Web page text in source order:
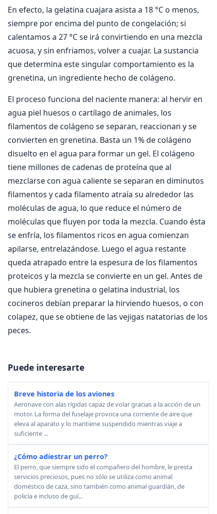
En efecto, la gelatina cuajara asista a 18 °C o menos,
siempre por encima del punto de congelación; si
calentamos a 27 °C se irá convirtiendo en una mezcla
acuosa, y sin enfriamos, volver a cuajar. La sustancia
que determina este singular comportamiento es la
grenetina, un ingrediente hecho de colágeno.
El proceso funciona del naciente manera: al hervir en
agua piel huesos o cartílago de animales, los
filamentos de colágeno se separan, reaccionan y se
convierten en grenetina. Basta un 1% de colágeno
disuelto en el agua para formar un gel. El colágeno
tiene millones de cadenas de proteína que al
mezclarse con agua caliente se separan en diminutos
filamentos y cada filamento atraía su alrededor las
moléculas de agua, lo que reduce el número de
moléculas que fluyen por toda la mezcla. Cuando ésta
se enfría, los filamentos ricos en agua comienzan
apilarse, entrelazándose. Luego el agua restante
queda atrapado entre la espesura de los filamentos
proteicos y la mezcla se convierte en un gel. Antes de
que hubiera grenetina o gelatina industrial, los
cocineros debían preparar la hirviendo huesos, o con
colapez, que se obtiene de las vejigas natatorias de los
peces.
Puede interesarte
Breve historia de los aviones
Aeronave con alas rígidas capaz de volar gracias a la acción de un
motor. La forma del fuselaje provoca una corriente de aire que
eleva al aparato y lo mantiene suspendido mientras viaje a
suficiente ...
¿Cómo adiestrar un perro?
El perro, que siempre sido el compañero del hombre, le presta
servicios preciosos, pues no sólo se utiliza como animal
doméstico de caza, sino también como animal guardián, de
policía e incluso de guí...